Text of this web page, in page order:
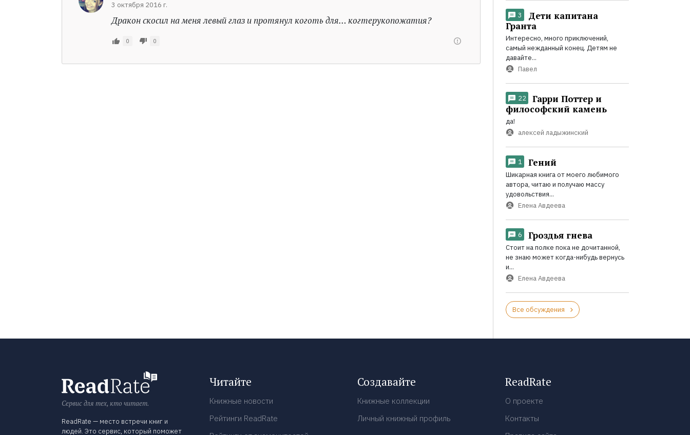
3 октября 2016 г.
Дракон скосил на меня левый глаз и протянул коготь для… когтерукопожатия?
0 0
3
Дети капитана
Гранта
Интересно, много приключений,
самый нежданный конец. Детям не
давайте...
Павел
22
Гарри Поттер и
философский камень
да!
алексей ладыжинский
1 Гений
Шикарная книга от моего любимого
автора, читаю и получаю массу
удовольствия...
Елена Авдеева
6 Гроздья гнева
Стоит на полке пока не дочитанной,
не знаю может когда-нибудь вернусь
и...
Елена Авдеева
Все обсуждения
Сервис для тех, кто читает.
ReadRate — место встречи книг и
людей. Это сервис, который поможет
Читайте
Книжные новости
Рейтинги ReadRate
Создавайте
Книжные коллекции
Личный книжный профиль
ReadRate
О проекте
Контакты